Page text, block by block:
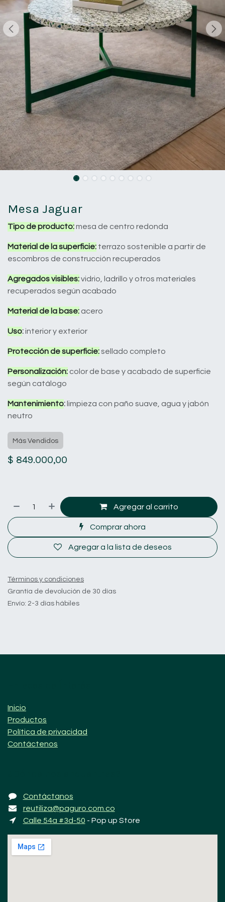
Mesa Jaguar
Tipo de producto:mesa de centro redonda
Material de la superficie: terrazo sostenible a partir de
escombros de construcción recuperados
Agregados visibles:vidrio, ladrillo y otros materiales
recuperados según acabado
Material de la base: acero
Uso:interior y exterior
Protección de superficie:sellado completo
Personalización: color de base y acabado de superficie
según catálogo
Mantenimiento:limpieza con paño suave, agua y jabón
neutro
Más Vendidos
$ 849.000,00
Agregar al carrito
Comprar ahora
Agregar a la lista de deseos
Términos y condiciones
Grantía de devolución de 30 días
Envío: 2-3 días hábiles
Inicio
Productos
Política de privacidad
Contáctenos
Contáctanos
reutiliza@paguro.com.co
Calle 54a #3d-50 - Pop up Store